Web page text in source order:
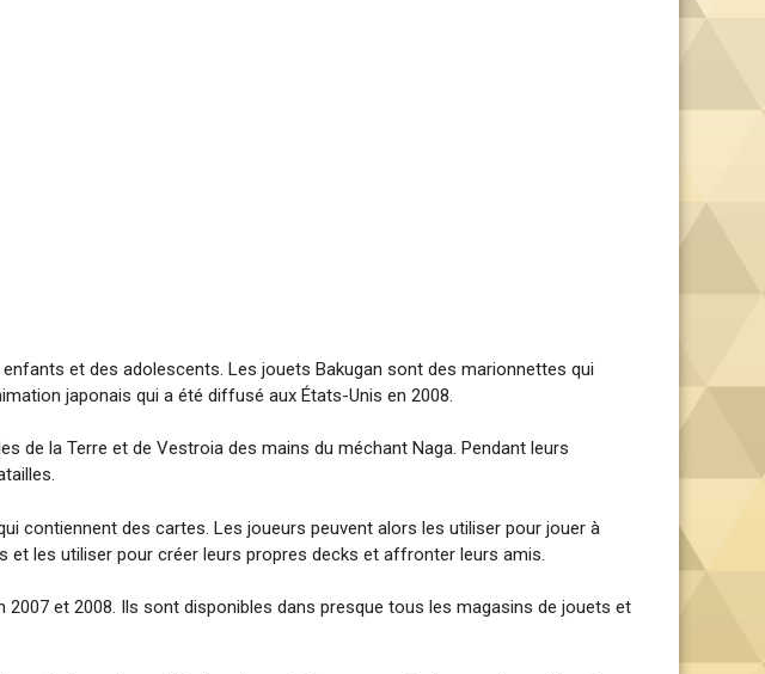
et des adolescents. Les jouets Bakugan sont des marionnettes qui
japonais qui a été diffusé aux États-Unis en 2008.
de la Terre et de Vestroia des mains du méchant Naga. Pendant leurs
contiennent des cartes. Les joueurs peuvent alors les utiliser pour jouer à
les utiliser pour créer leurs propres decks et affronter leurs amis.
et 2008. Ils sont disponibles dans presque tous les magasins de jouets et